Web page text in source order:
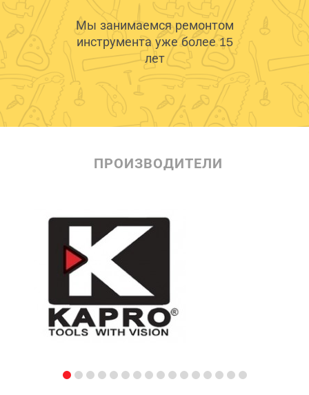
Мы занимаемся ремонтом
инструмента уже более 15
лет
ПРОИЗВОДИТЕЛИ